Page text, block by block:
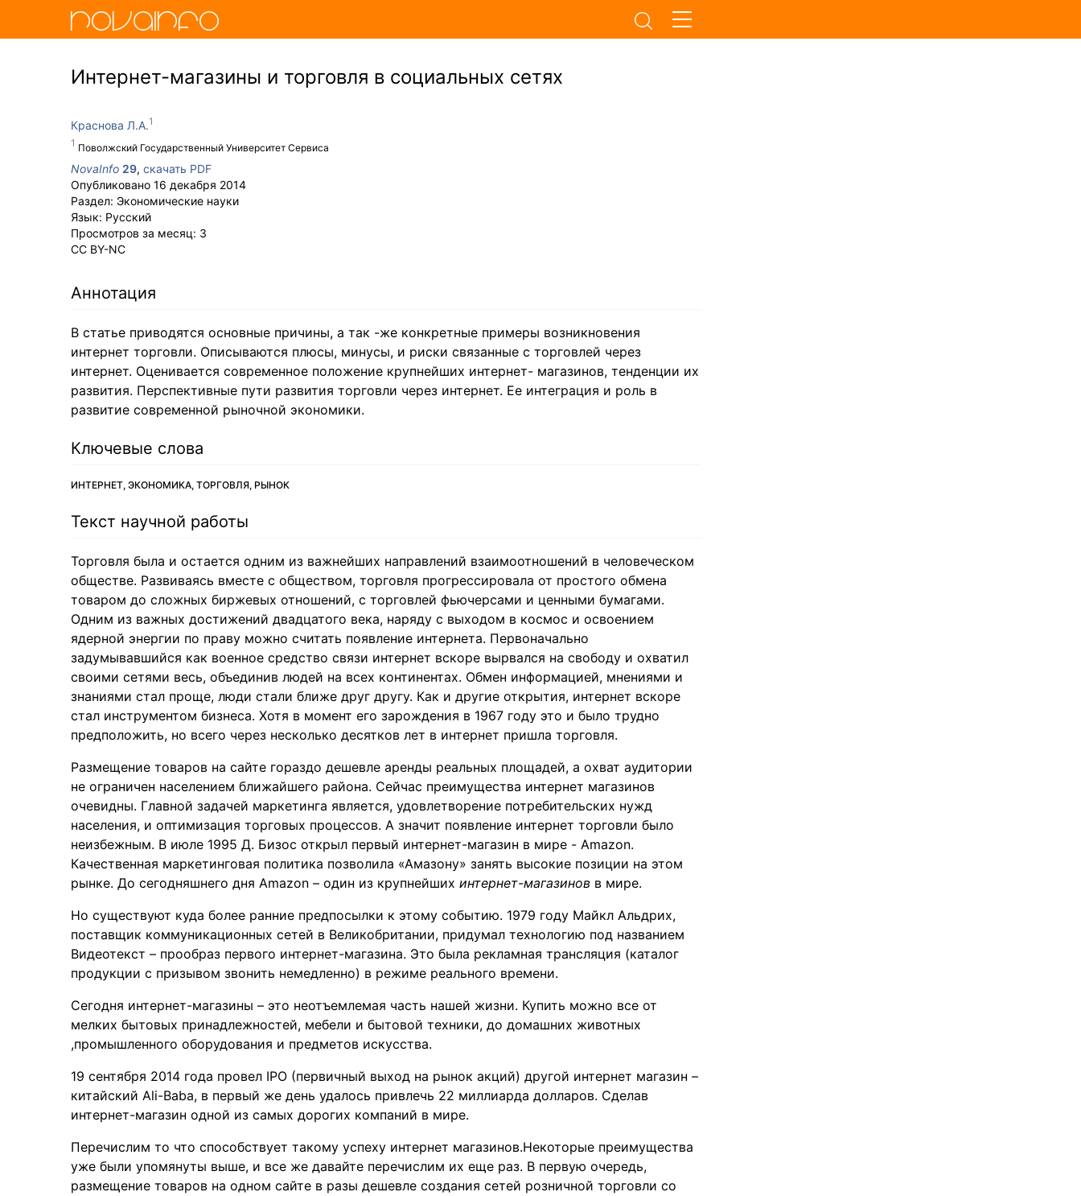
Интернет-магазины и торговля в социальных сетях
Краснова Л.А.
Поволжский Государственный Университет Сервиса
NovaInfo 29, скачать PDF
Опубликовано 16 декабря 2014
Раздел: Экономические науки
Язык: Русский
Просмотров за месяц: 3
CC BY-NC
Аннотация
В статье приводятся основные причины, а так -же конкретные примеры возникновения
интернет торговли. Описываются плюсы, минусы, и риски связанные с торговлей через
интернет. Оценивается современное положение крупнейших интернет- магазинов, тенденции их
развития. Перспективные пути развития торговли через интернет. Ее интеграция и роль в
развитие современной рыночной экономики.
Ключевые слова
ИНТЕРНЕТ, ЭКОНОМИКА, ТОРГОВЛЯ, РЫНОК
Текст научной работы
Торговля была и остается одним из важнейших направлений взаимоотношений в человеческом
обществе. Развиваясь вместе с обществом, торговля прогрессировала от простого обмена
товаром до сложных биржевых отношений, с торговлей фьючерсами и ценными бумагами.
Одним из важных достижений двадцатого века, наряду с выходом в космос и освоением
ядерной энергии по праву можно считать появление интернета. Первоначально
задумывавшийся как военное средство связи интернет вскоре вырвался на свободу и охватил
своими сетями весь, объединив людей на всех континентах. Обмен информацией, мнениями и
знаниями стал проще, люди стали ближе друг другу. Как и другие открытия, интернет вскоре
стал инструментом бизнеса. Хотя в момент его зарождения в 1967 году это и было трудно
предположить, но всего через несколько десятков лет в интернет пришла торговля.
Размещение товаров на сайте гораздо дешевле аренды реальных площадей, а охват аудитории
не ограничен населением ближайшего района. Сейчас преимущества интернет магазинов
очевидны. Главной задачей маркетинга является, удовлетворение потребительских нужд
населения, и оптимизация торговых процессов. А значит появление интернет торговли было
неизбежным. В июле 1995 Д. Бизос открыл первый интернет-магазин в мире - Amazon.
Качественная маркетинговая политика позволила «Амазону» занять высокие позиции на этом
рынке. До сегодняшнего дня Amazon – один из крупнейших интернет-магазинов в мире.
Но существуют куда более ранние предпосылки к этому событию. 1979 году Майкл Альдрих,
поставщик коммуникационных сетей в Великобритании, придумал технологию под названием
Видеотекст – прообраз первого интернет-магазина. Это была рекламная трансляция (каталог
продукции с призывом звонить немедленно) в режиме реального времени.
Сегодня интернет-магазины – это неотъемлемая часть нашей жизни. Купить можно все от
мелких бытовых принадлежностей, мебели и бытовой техники, до домашних животных
,промышленного оборудования и предметов искусства.
19 сентября 2014 года провел IPO (первичный выход на рынок акций) другой интернет магазин –
китайский Ali-Baba, в первый же день удалось привлечь 22 миллиарда долларов. Сделав
интернет-магазин одной из самых дорогих компаний в мире.
Перечислим то что способствует такому успеху интернет магазинов.Некоторые преимущества
уже были упомянуты выше, и все же давайте перечислим их еще раз. В первую очередь,
размещение товаров на одном сайте в разы дешевле создания сетей розничной торговли со